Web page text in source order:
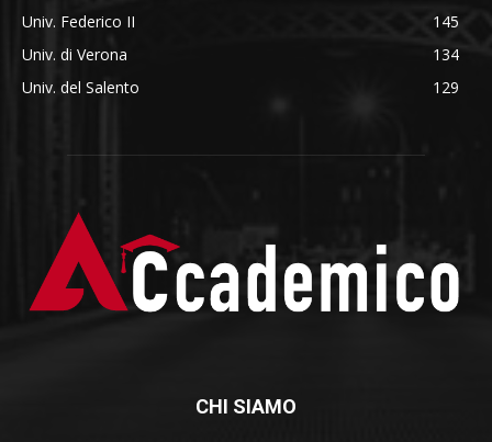
Univ. Federico II
145
Univ. di Verona
134
Univ. del Salento
129
CHI SIAMO